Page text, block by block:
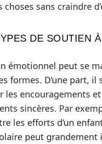
choses sans craindre
DE SOUTIEN
émotionnel peut se
formes. D’une part, il
les encouragements et
sincères. Par
les efforts d’un
peut grandement